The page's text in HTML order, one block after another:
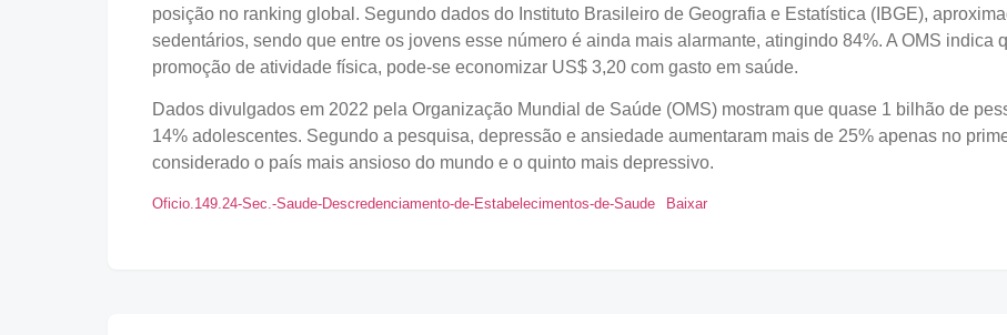
posição no ranking global. Segundo dados do Instituto Brasileiro de Geografia e Estatística (IBGE),
sedentários, sendo que entre os jovens esse número é ainda mais alarmante, atingindo 84%. A OMS indica
promoção de atividade física, pode-se economizar US$ 3,20 com gasto em saúde.
Dados divulgados em 2022 pela Organização Mundial de Saúde (OMS) mostram que quase 1 bilhão de
14% adolescentes. Segundo a pesquisa, depressão e ansiedade aumentaram mais de 25% apenas no
considerado o país mais ansioso do mundo e o quinto mais depressivo.
Oficio.149.24-Sec.-Saude-Descredenciamento-de-Estabelecimentos-de-Saude Baixar